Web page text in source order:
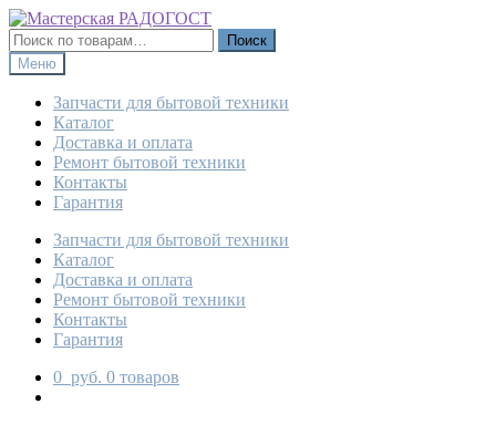
Перейти
к
навигации
Перейти
к
содержимому
Искать:
Поиск
Меню
Запчасти для бытовой техники
Каталог
Доставка и оплата
Ремонт бытовой техники
Контакты
Гарантия
Запчасти для бытовой техники
Каталог
Доставка и оплата
Ремонт бытовой техники
Контакты
Гарантия
0 руб. 0 товаров